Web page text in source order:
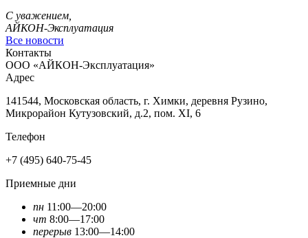
С уважением,
АЙКОН-Эксплуатация
Все новости
Контакты
ООО «АЙКОН-Эксплуатация»
Адрес
141544, Московская область, г. Химки, деревня Рузино,
Микрорайон Кутузовский, д.2, пом. XI, 6
Телефон
+7 (495) 640-75-45
Приемные дни
пн 11:00—20:00
чт 8:00—17:00
перерыв 13:00—14:00